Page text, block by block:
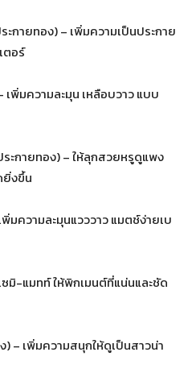
กายทอง) – เพิ่มความเป็นประกาย
ตอร์
พิ่มความละมุน เหลือบวาว แบบ
ะกายทอง) – ให้ลุกสวยหรูดูแพง
ยิ่งขึ้น
มความละมุนแวววาว แมตช์ง่ายเบ
มิ-แมทท์ ให้พิกเมนต์ที่แน่นและชัด
– เพิ่มความสนุกให้ดูเป็นสาวน่า